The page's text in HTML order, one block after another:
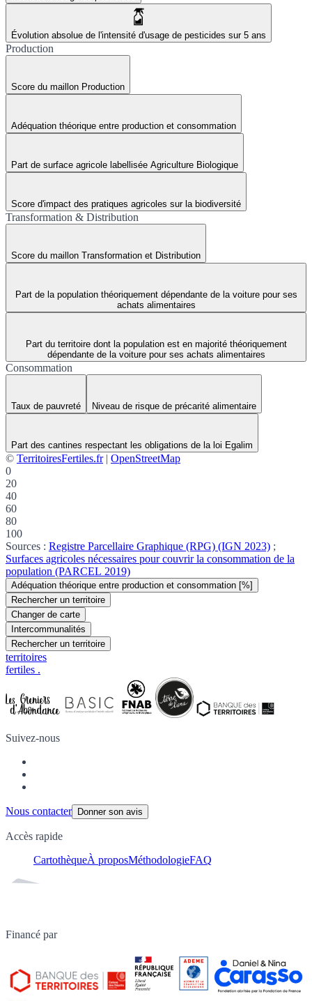
Évolution absolue de l'intensité d'usage de pesticides sur 5 ans
Production
Score du maillon Production
Adéquation théorique entre production et consommation
Part de surface agricole labellisée Agriculture Biologique
Score d'impact des pratiques agricoles sur la biodiversité
Transformation & Distribution
Score du maillon Transformation et Distribution
Part de la population théoriquement dépendante de la voiture pour ses
achats alimentaires
Part du territoire dont la population est en majorité théoriquement
dépendante de la voiture pour ses achats alimentaires
Consommation
Taux de pauvreté Niveau de risque de précarité alimentaire
Part des cantines respectant les obligations de la loi Egalim
© TerritoiresFertiles.fr| OpenStreetMap
0
20
40
60
80
100
Sources : Registre Parcellaire Graphique (RPG) (IGN 2023) ;
Surfaces agricoles nécessaires pour couvrir la consommation de la
population (PARCEL 2019)
Adéquation théorique entre production et consommation [%]
Rechercher un territoire
Changer de carte
Intercommunalités
Rechercher un territoire
territoires
fertiles .
Suivez-nous
Nous contacter Donner son avis
Accès rapide
CartothèqueÀ proposMéthodologieFAQ
Financé par